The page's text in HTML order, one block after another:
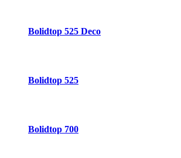
Bolidtop 525 Deco
Bolidtop 525
Bolidtop 700